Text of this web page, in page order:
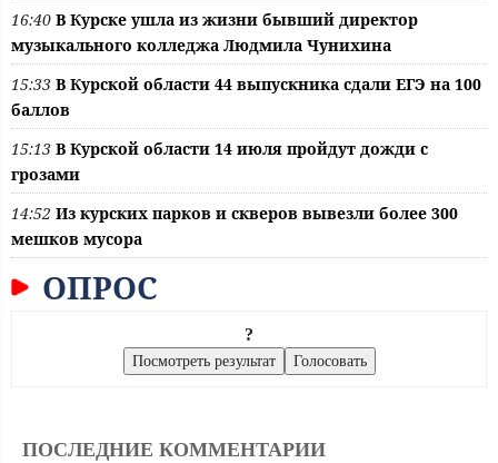
16:40 В Курске ушла из жизни бывший директор
музыкального колледжа Людмила Чунихина
15:33 В Курской области 44 выпускника сдали ЕГЭ на 100
баллов
15:13 В Курской области 14 июля пройдут дожди с
грозами
14:52 Из курских парков и скверов вывезли более 300
мешков мусора
ОПРОС
?
ПОСЛЕДНИЕ КОММЕНТАРИИ